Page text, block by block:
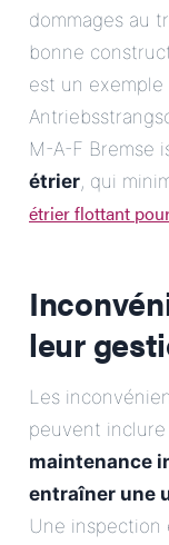
dommages au
bonne
est un exemple
M-A-F Bremse
étrier, qui
étrier flottant
leur
Les
peuvent
maintenance
entraîner une
Une